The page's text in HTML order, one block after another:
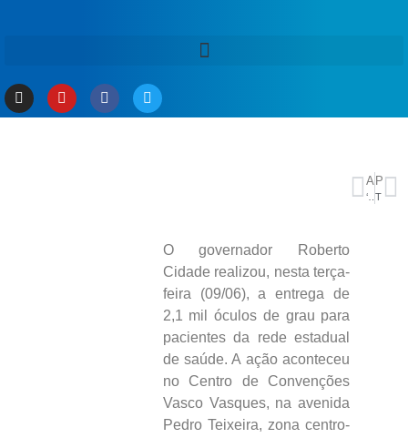
O governador Roberto
Cidade realizou, nesta terça-
feira (09/06), a entrega de
2,1 mil óculos de grau para
pacientes da rede estadual
de saúde. A ação aconteceu
no Centro de Convenções
Vasco Vasques, na avenida
Pedro Teixeira, zona centro-
ANTERIOR
‘Precisamos ter em Brasília alguém que conheça a Zona Franca’, afirma Wilson Lima
PRÓXIMO
TSE adia decisão sobre suspensão de pesquisa de voto para presidente